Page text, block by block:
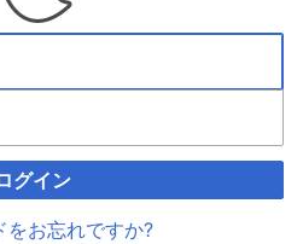
グイン
をお忘れですか?